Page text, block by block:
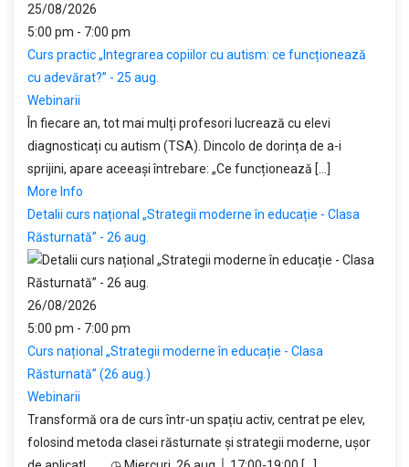
25/08/2026
5:00 pm - 7:00 pm
Curs practic „Integrarea copiilor cu autism: ce funcționează
cu adevărat?” - 25 aug.
Webinarii
În fiecare an, tot mai mulți profesori lucrează cu elevi
diagnosticați cu autism (TSA). Dincolo de dorința de a-i
sprijini, apare aceeași întrebare: „Ce funcționează [...]
More Info
Detalii curs național „Strategii moderne în educație - Clasa
Răsturnată” - 26 aug.
26/08/2026
5:00 pm - 7:00 pm
Curs național „Strategii moderne în educație - Clasa
Răsturnată” (26 aug.)
Webinarii
Transformă ora de curs într-un spațiu activ, centrat pe elev,
folosind metoda clasei răsturnate și strategii moderne, ușor